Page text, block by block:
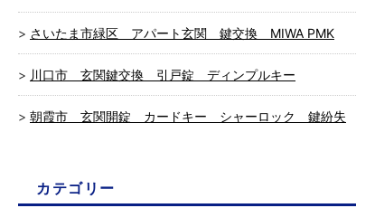
さいたま市緑区 アパート玄関 鍵交換 MIWA PMK
川口市 玄関鍵交換 引戸錠 ディンプルキー
朝霞市 玄関開錠 カードキー シャーロック 鍵紛失
カテゴリー